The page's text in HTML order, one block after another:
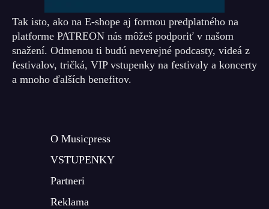
Tak isto, ako na E-shope aj formou predplatného na
platforme PATREON nás môžeš podporiť v našom
snažení. Odmenou ti budú neverejné podcasty, videá z
festivalov, tričká, VIP vstupenky na festivaly a koncerty
a mnoho ďalších benefitov.
O Musicpress
VSTUPENKY
Partneri
Reklama